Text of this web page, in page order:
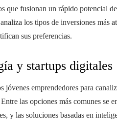
que fusionan un rápido potencial
los tipos de inversiones más
sus preferencias.
y startups digitales
jóvenes emprendedores para
las opciones más comunes se
y las soluciones basadas en